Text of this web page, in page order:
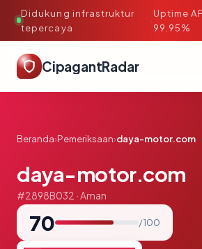
Didukung infrastruktur
tepercaya
·
Uptime
99.95%
CipagantRadar
Beranda›Pemeriksaan›daya-motor.com
daya-motor.com
#2898B032 · Aman
70 / 100